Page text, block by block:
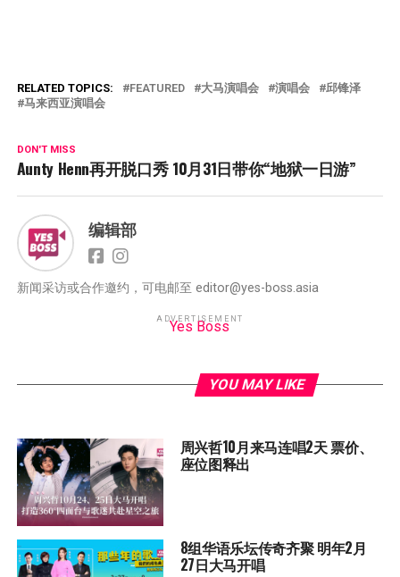
RELATED TOPICS: FEATURED 大马演唱会 演唱会
邱锋泽
马来西亚演唱会
DON'T MISS
Aunty Henn再开脱口秀 10月31日带你“地狱一日游”
编辑部
新闻采访或合作邀约，可电邮至 editor@yes-boss.asia
ADVERTISEMENT
Yes Boss
YOU MAY LIKE
周兴哲10月来马连唱2天 票价、
座位图释出
8组华语乐坛传奇⻬聚 明年2月
27日大马开唱